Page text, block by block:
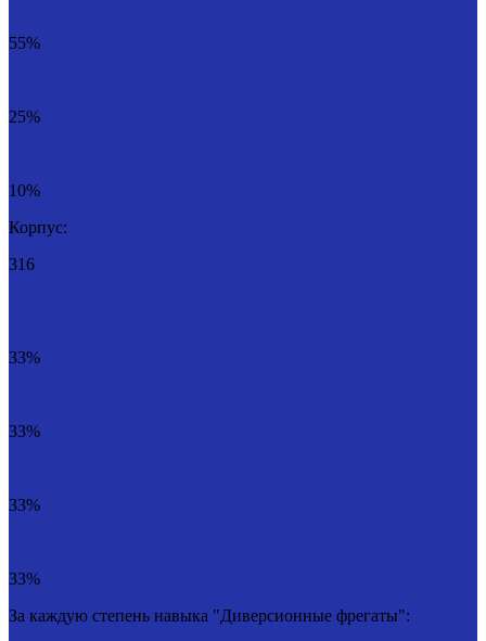
55%
25%
10%
Корпус:
316
33%
33%
33%
33%
За каждую степень навыка "Диверсионные фрегаты":